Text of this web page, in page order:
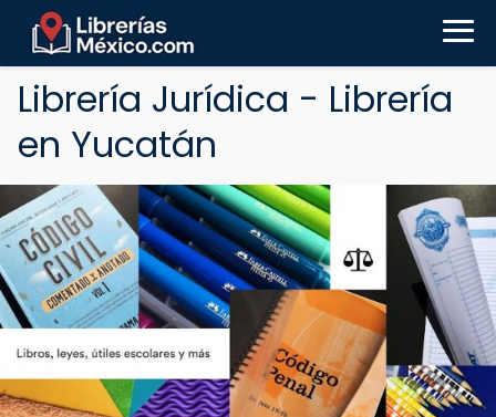
Librería Jurídica - Librería
en Yucatán